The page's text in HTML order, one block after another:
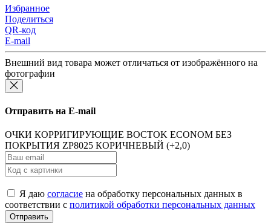
Избранное
Поделиться
QR-код
E-mail
Внешний вид товара может отличаться от изображённого на
фотографии
Отправить на E-mail
ОЧКИ КОРРИГИРУЮЩИЕ BOCTOK ECONOM БЕЗ
ПОКРЫТИЯ ZP8025 КОРИЧНЕВЫЙ (+2,0)
Я даю согласие на обработку персональных данных в
соответствии с политикой обработки персональных данных
Отправить